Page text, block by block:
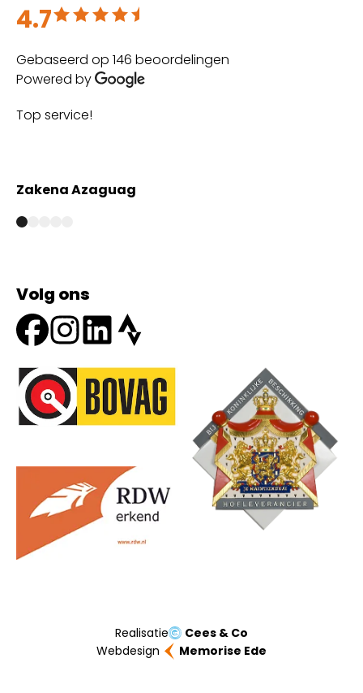
4.7
Beoordeeld met 4.7 uit 5
Gebaseerd op 146 beoordelingen
Powered by
Top service!
Zakena Azaguag
Volg ons
Onze partners
Realisatie
Cees & Co
Webdesign
Memorise Ede